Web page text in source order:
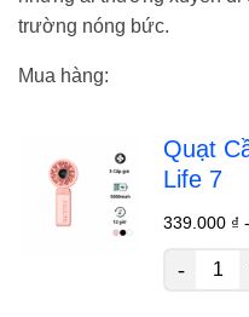
trường nóng bức.
Mua hàng:
Quạt
Life 7
339.000 ₫ -